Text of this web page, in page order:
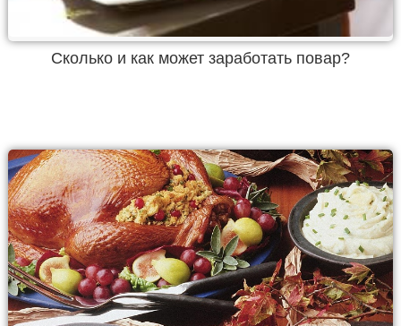
Сколько и как может заработать повар?